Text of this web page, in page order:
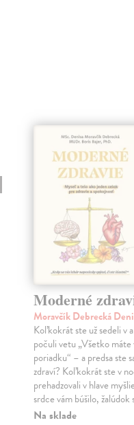
Moderné
Moravčík Debrecká
Koľkokrát ste už sedeli v
počuli vetu „Všetko máte
poriadku“ – a predsa ste
zdraví? Koľkokrát ste v
prehadzovali v hlave
srdce vám búšilo, žalúdok
Na sklade